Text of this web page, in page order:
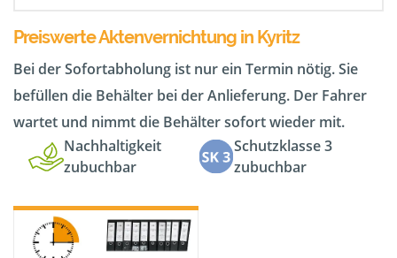
Preiswerte Aktenvernichtung in Kyritz
Bei der Sofortabholung ist nur ein Termin nötig. Sie
befüllen die Behälter bei der Anlieferung. Der Fahrer
wartet und nimmt die Behälter sofort wieder mit.
Nachhaltigkeit
zubuchbar
Schutzklasse 3
zubuchbar